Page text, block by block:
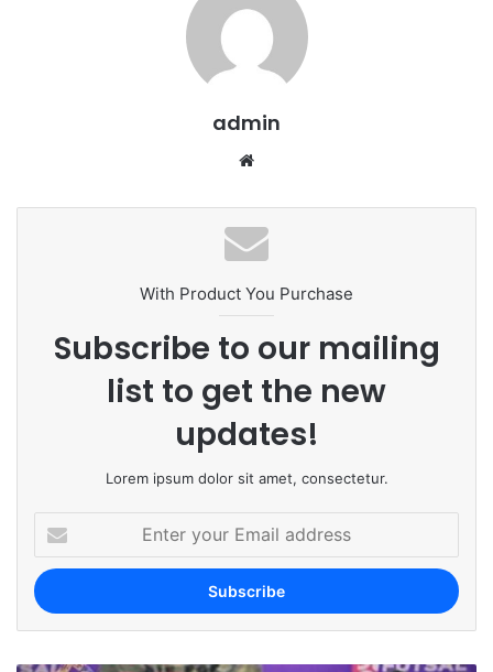
admin
te
With Product You Purchase
Subscribe to our mailing
list to get the new
updates!
Lorem ipsum dolor sit amet, consectetur.
e
o